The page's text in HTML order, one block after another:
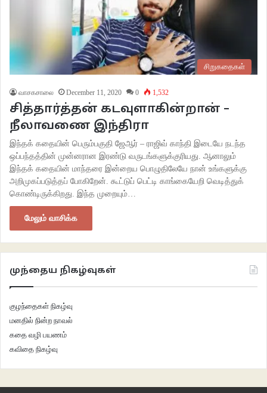
சிறுகதைகள்
வாசகசாலை December 11, 2020 0 1,532
சித்தார்த்தன் கடவுளாகின்றான் –
நீலாவணை இந்திரா
இந்தக் கதையின் பெரும்பகுதி ஜேஆர் – ராஜிவ் காந்தி இடையே நடந்த
ஒப்பந்தத்தின் முன்னரான இரண்டு வருடங்களுக்குரியது. ஆனாலும்
இந்தக் கதையின் மாந்தரை இன்றைய பொழுதிலேயே நான் உங்களுக்கு
அறிமுகப்படுத்தப் போகிறேன். கூட்டுப் பெட்டி காங்கையேறி வெடித்துக்
கொண்டிருக்கிறது. இந்த முறையும்…
மேலும் வாசிக்க
முந்தைய நிகழ்வுகள்
குழந்தைகள் நிகழ்வு
மனதில் நின்ற நாவல்
கதை வழி பயணம்
கவிதை நிகழ்வு